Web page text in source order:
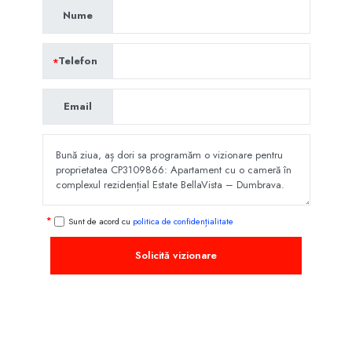
Nume
Telefon
Email
Sunt de acord cu politica de confidențialitate
Solicită vizionare